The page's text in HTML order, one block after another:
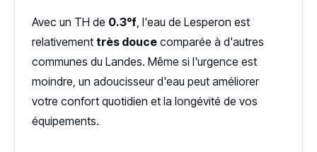
Avec un TH de 0.3°f, l'eau de Lesperon est
relativement très douce comparée à d'autres
communes du Landes. Même si l'urgence est
moindre, un adoucisseur d'eau peut améliorer
votre confort quotidien et la longévité de vos
équipements.